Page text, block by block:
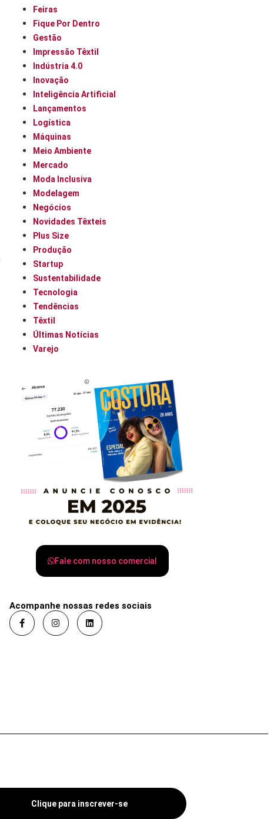
Feiras
Fique Por Dentro
Gestão
Impressão Têxtil
Indústria 4.0
Inovação
Inteligência Artificial
Lançamentos
Logística
Máquinas
Meio Ambiente
Mercado
Moda Inclusiva
Modelagem
Negócios
Novidades Têxteis
Plus Size
Produção
Startup
Sustentabilidade
Tecnologia
Tendências
Têxtil
Últimas Notícias
Varejo
Fale com nosso comercial
Acompanhe nossas redes sociais
Clique para inscrever-se